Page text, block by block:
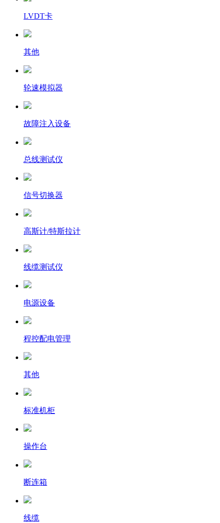
LVDT卡
其他
轮速模拟器
故障注入设备
总线测试仪
信号切换器
高斯计/特斯拉计
线缆测试仪
电源设备
程控配电管理
其他
标准机柜
操作台
断连箱
线缆